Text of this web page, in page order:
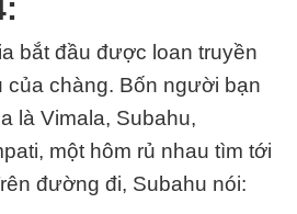
bắt đầu được loan truyền
của chàng. Bốn người bạn
là Vimala, Subahu,
một hôm rủ nhau tìm tới
đường đi, Subahu nói: